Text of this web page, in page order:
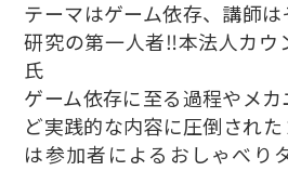
テーマはゲーム依存、講師
研究の第一人者‼️本法人カウ
氏
ゲーム依存に至る過程やメ
ど実践的な内容に圧倒され
は参加者によるおしゃべり